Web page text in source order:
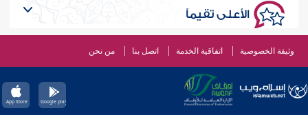
الأعلى تقيماً
وثيقة الخصوصية اتفاقية الخدمة اتصل بنا من نحن